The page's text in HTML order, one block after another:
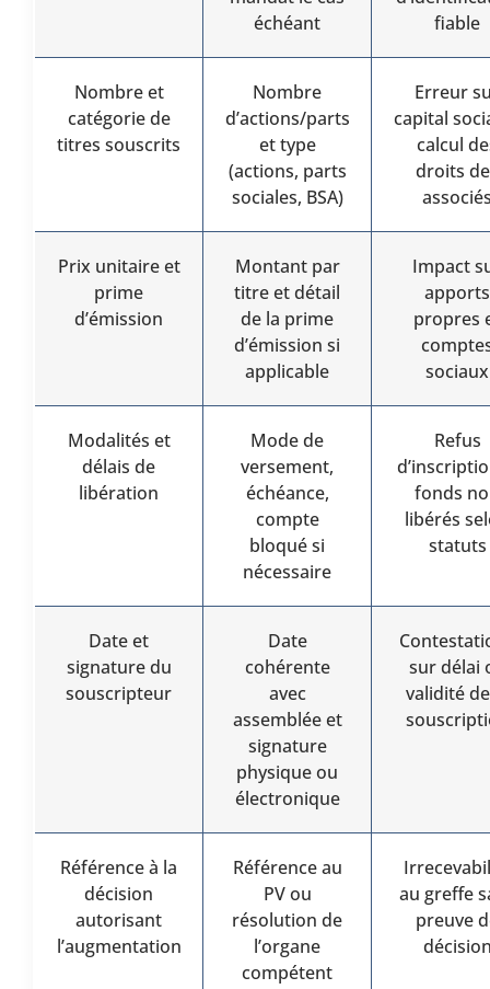
échéant
fiable
Nombre et
catégorie de
titres souscrits
Nombre
d’actions/parts
et type
(actions, parts
sociales, BSA)
Erreur
capital
calcul
droits
Prix unitaire et
prime
d’émission
Montant par
titre et détail
de la prime
d’émission si
applicable
Impact
apports
propres
sociaux
Modalités et
délais de
libération
Mode de
versement,
échéance,
compte
bloqué si
nécessaire
Refus
fonds
libérés
statuts
Date et
signature du
souscripteur
Date
cohérente
avec
assemblée et
signature
physique ou
électronique
sur délai
validité
Référence à la
décision
autorisant
l’augmentation
Référence au
PV ou
résolution de
l’organe
compétent
au greffe
preuve